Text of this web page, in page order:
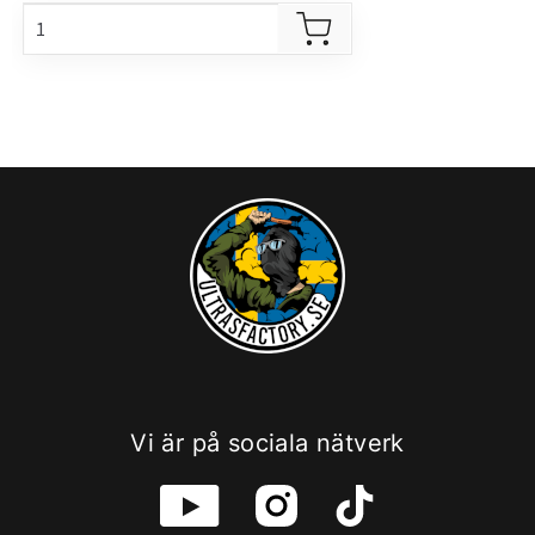
Vi är på sociala nätverk